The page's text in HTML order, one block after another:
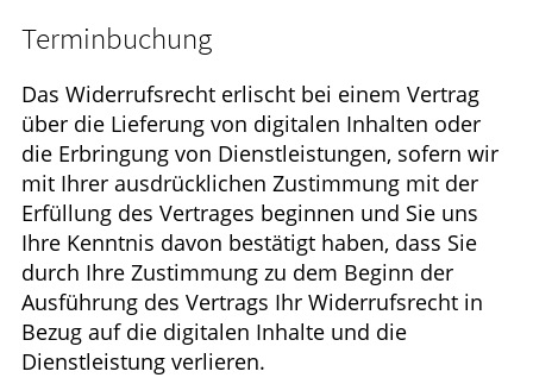
Terminbuchung
Das Widerrufsrecht erlischt bei einem Vertrag
über die Lieferung von digitalen Inhalten oder
die Erbringung von Dienstleistungen, sofern wir
mit Ihrer ausdrücklichen Zustimmung mit der
Erfüllung des Vertrages beginnen und Sie uns
Ihre Kenntnis davon bestätigt haben, dass Sie
durch Ihre Zustimmung zu dem Beginn der
Ausführung des Vertrags Ihr Widerrufsrecht in
Bezug auf die digitalen Inhalte und die
Dienstleistung verlieren.